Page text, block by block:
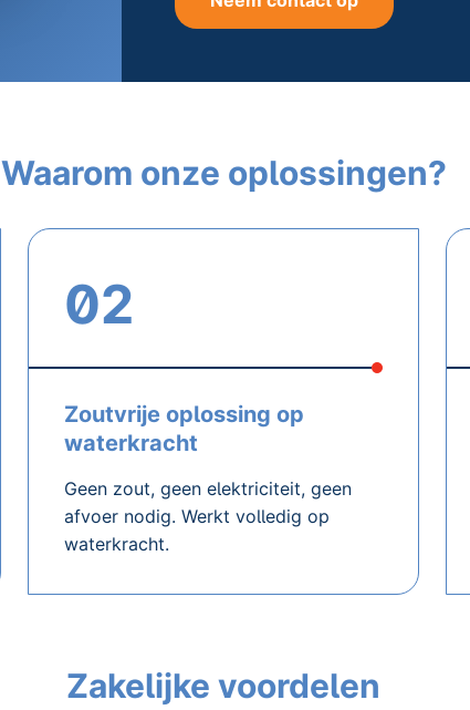
Waarom onze oplossingen?
02
Zoutvrije oplossing op
waterkracht
Geen zout, geen elektriciteit, geen
afvoer nodig. Werkt volledig op
waterkracht.
Zakelijke voordelen